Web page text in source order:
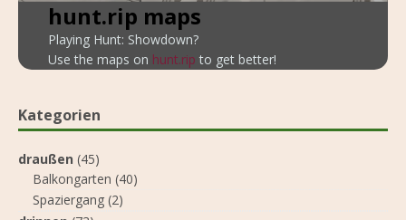
hunt.rip maps
Playing Hunt: Showdown?
Use the maps on hunt.rip to get better!
Kategorien
draußen (45)
Balkongarten (40)
Spaziergang (2)